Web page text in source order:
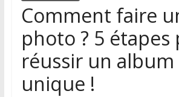
Comment faire
photo ? 5 étapes
réussir un
unique !